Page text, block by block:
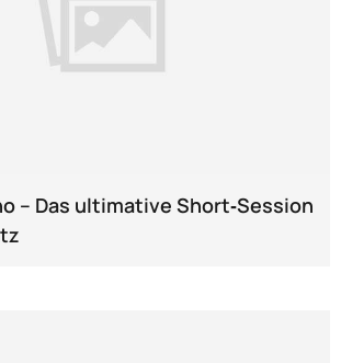
– Das ultimative Short‑Session